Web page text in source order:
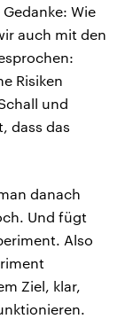
Wie
auch mit den
Risiken
und
dass das
danach
Und fügt
Also
Ziel, klar,